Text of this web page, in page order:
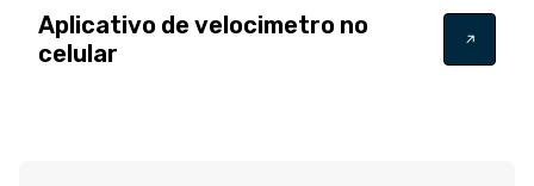
Aplicativo de velocimetro no
celular